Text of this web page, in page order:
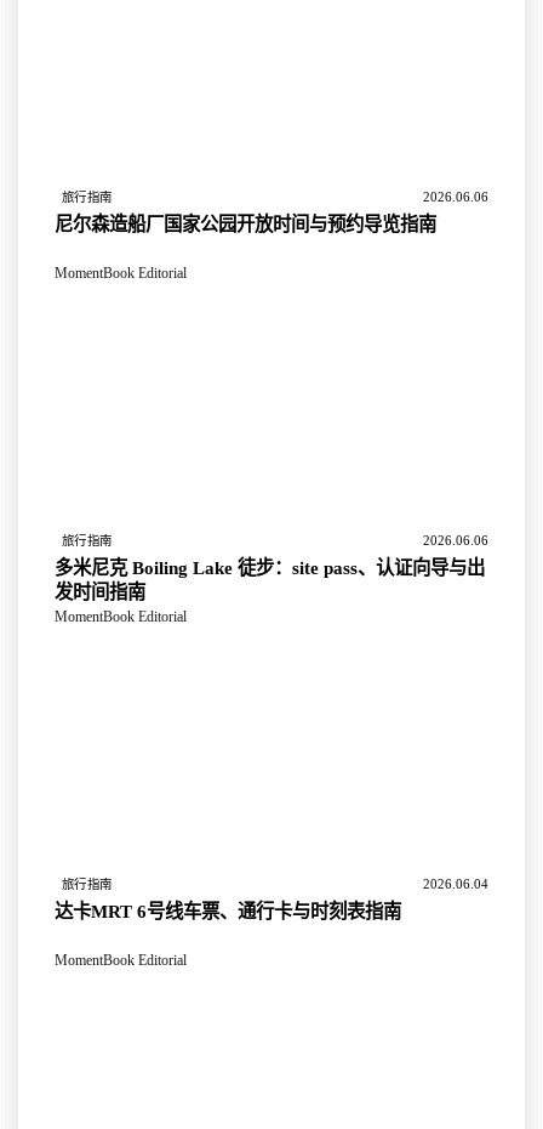
旅行指南 2026.06.06
尼尔森造船厂国家公园开放时间与预约导览指南
MomentBook Editorial
旅行指南 2026.06.06
多米尼克 Boiling Lake 徒步：site pass、认证向导与出
发时间指南
MomentBook Editorial
旅行指南 2026.06.04
达卡MRT 6号线车票、通行卡与时刻表指南
MomentBook Editorial